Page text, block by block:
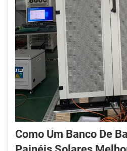
Como Um Banco De